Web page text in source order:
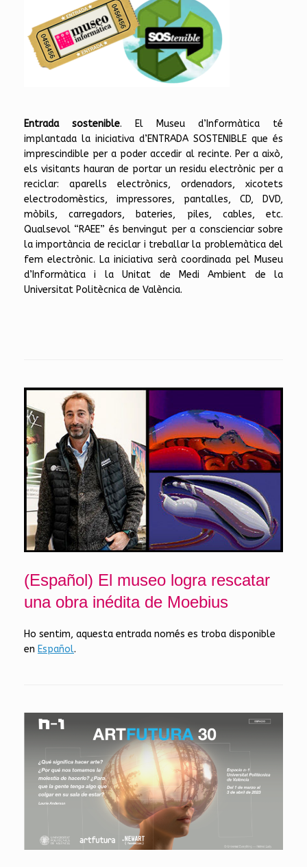
Entrada sostenible. El Museu d’Informàtica té
implantada la iniciativa d’ENTRADA SOSTENIBLE que és
imprescindible per a poder accedir al recinte. Per a això,
els visitants hauran de portar un residu electrònic per a
reciclar: aparells electrònics, ordenadors, xicotets
electrodomèstics, impressores, pantalles, CD, DVD,
mòbils, carregadors, bateries, piles, cables, etc.
Qualsevol “RAEE” és benvingut per a conscienciar sobre
la importància de reciclar i treballar la problemàtica del
fem electrònic. La iniciativa serà coordinada pel Museu
d’Informàtica i la Unitat de Medi Ambient de la
Universitat Politècnica de València.
(Español) El museo logra rescatar
una obra inédita de Moebius
Ho sentim, aquesta entrada només es troba disponible
en Español.